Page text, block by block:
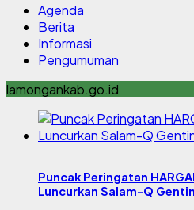
Agenda
Berita
Informasi
Pengumuman
lamongankab.go.id
Puncak Peringatan
Luncurkan Salam-Q